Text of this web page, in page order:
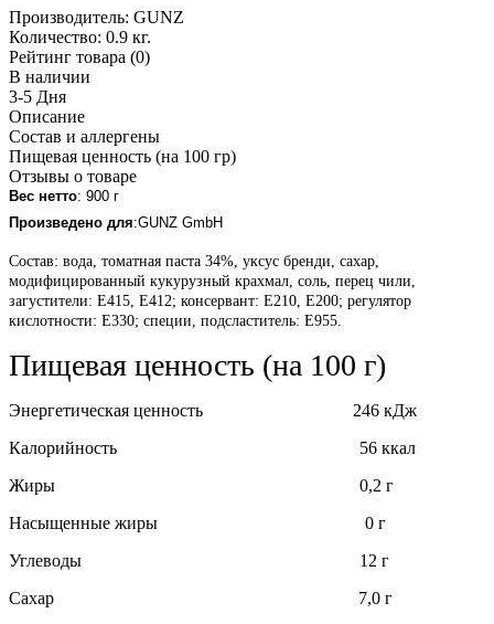
Производитель: GUNZ
Количество: 0.9 кг.
Рейтинг товара (0)
В наличии
3-5 Дня
Описание
Состав и аллергены
Пищевая ценность (на 100 гр)
Отзывы о товаре
Вес нетто: 900 г
Произведено для:GUNZ GmbH
Состав: вода, томатная паста 34%, уксус бренди, сахар,
модифицированный кукурузный крахмал, соль, перец чили,
загустители: Е415, Е412; консервант: Е210, Е200; регулятор
кислотности: Е330; специи, подсластитель: Е955.
Пищевая ценность (на 100 г)
Энергетическая ценность 246 кДж
Калорийность 56 ккал
Жиры 0,2 г
Насыщенные жиры 0 г
Углеводы 12 г
Сахар 7,0 г